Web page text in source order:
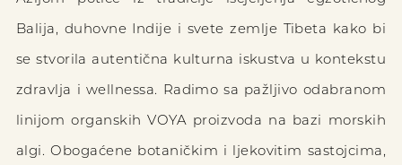
Balija, duhovne Indije i svete zemlje Tibeta kako bi
se stvorila autentična kulturna iskustva u kontekstu
zdravlja i wellnessa. Radimo sa pažljivo odabranom
linijom organskih VOYA proizvoda na bazi morskih
algi. Obogaćene botaničkim i ljekovitim sastojcima,